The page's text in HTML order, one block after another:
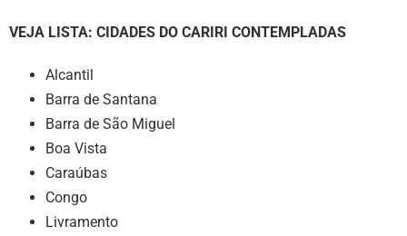
VEJA LISTA: CIDADES DO CARIRI CONTEMPLADAS
Alcantil
Barra de Santana
Barra de São Miguel
Boa Vista
Caraúbas
Congo
Livramento